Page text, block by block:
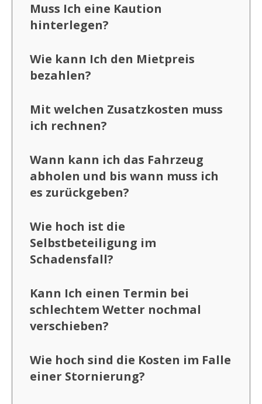
Muss Ich eine Kaution
hinterlegen?
Wie kann Ich den Mietpreis
bezahlen?
Mit welchen Zusatzkosten muss
ich rechnen?
Wann kann ich das Fahrzeug
abholen und bis wann muss ich
es zurückgeben?
Wie hoch ist die
Selbstbeteiligung im
Schadensfall?
Kann Ich einen Termin bei
schlechtem Wetter nochmal
verschieben?
Wie hoch sind die Kosten im Falle
einer Stornierung?